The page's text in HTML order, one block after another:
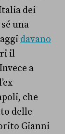
dei
una
davano
il
a
che
delle
Gianni